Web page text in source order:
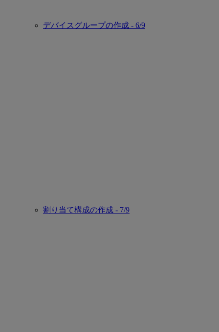
デバイスグループの作成 - 6/9
割り当て構成の作成 - 7/9